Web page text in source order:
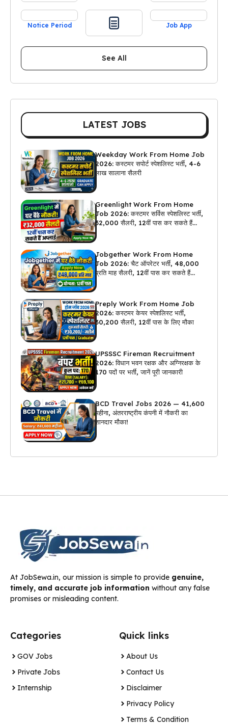
Notice Period Job App
See All
LATEST JOBS
Weekday Work From Home Job
2026: कस्टमर सपोर्ट स्पेशलिस्ट भर्ती, 4-6
लाख सालाना सैलरी
Greenlight Work From Home
Job 2026: कस्टमर सर्विस स्पेशलिस्ट भर्ती,
₹32,000 सैलरी, 12वीं पास कर सकते हैं
Jobgether Work From Home
Job 2026: चैट ऑपरेटर भर्ती, ₹48,000
प्रति माह सैलरी, 12वीं पास कर सकते हैं
Preply Work From Home Job
2026: कस्टमर केयर स्पेशलिस्ट भर्ती,
₹30,200 सैलरी, 12वीं पास के लिए मौका
UPSSSC Fireman Recruitment
2026: विधान भवन रक्षक और अग्निरक्षक के
170 पदों पर भर्ती, जानें पूरी जानकारी
BCD Travel Jobs 2026 — ₹41,600
महीना, अंतरराष्ट्रीय कंपनी में नौकरी का
शानदार मौका!
At JobSewa.in, our mission is simple to provide genuine,
timely, and accurate job information without any false
promises or misleading content.
Categories
GOV Jobs
Private Jobs
Internship
Quick links
About Us
Contact Us
Disclaimer
Privacy Policy
Terms & Condition